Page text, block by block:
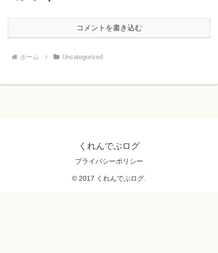
コメントを書き込む
ホーム Uncategorized
くれんでぶログ
プライバシーポリシー
© 2017 くれんでぶログ.